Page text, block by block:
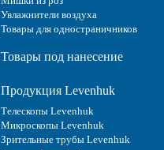
Увлажнители воздуха
Товары для одностраничников
Товары под нанесение
Продукция Levenhuk
Телескопы Levenhuk
Микроскопы Levenhuk
Зрительные трубы Levenhuk